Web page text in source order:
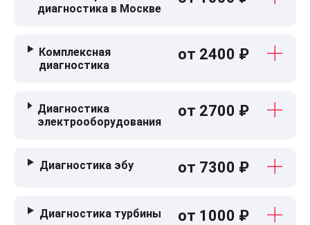
диагностика в Москве
Комплексная
диагностика
от 2400 ₽
Диагностика
электрооборудования
от 2700 ₽
Диагностика эбу от 7300 ₽
Диагностика турбины от 1000 ₽